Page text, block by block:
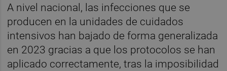
A nivel nacional, las infecciones que se
producen en la unidades de cuidados
intensivos han bajado de forma generalizada
en 2023 gracias a que los protocolos se han
aplicado correctamente, tras la imposibilidad